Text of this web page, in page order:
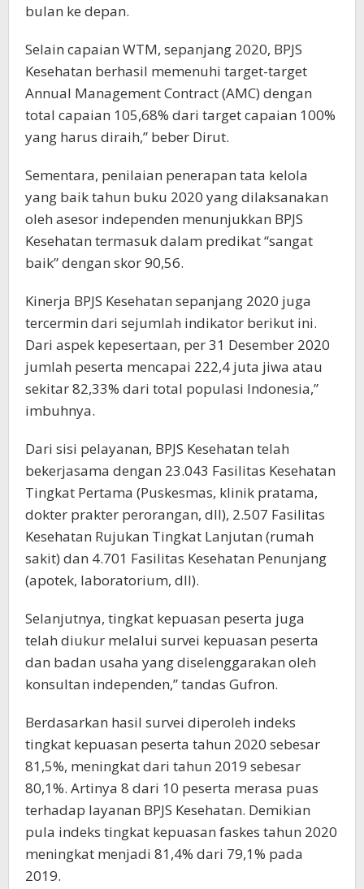
bulan ke depan.
Selain capaian WTM, sepanjang 2020, BPJS
Kesehatan berhasil memenuhi target-target
Annual Management Contract (AMC) dengan
total capaian 105,68% dari target capaian 100%
yang harus diraih,” beber Dirut.
Sementara, penilaian penerapan tata kelola
yang baik tahun buku 2020 yang dilaksanakan
oleh asesor independen menunjukkan BPJS
Kesehatan termasuk dalam predikat “sangat
baik” dengan skor 90,56.
Kinerja BPJS Kesehatan sepanjang 2020 juga
tercermin dari sejumlah indikator berikut ini.
Dari aspek kepesertaan, per 31 Desember 2020
jumlah peserta mencapai 222,4 juta jiwa atau
sekitar 82,33% dari total populasi Indonesia,”
imbuhnya.
Dari sisi pelayanan, BPJS Kesehatan telah
bekerjasama dengan 23.043 Fasilitas Kesehatan
Tingkat Pertama (Puskesmas, klinik pratama,
dokter prakter perorangan, dll), 2.507 Fasilitas
Kesehatan Rujukan Tingkat Lanjutan (rumah
sakit) dan 4.701 Fasilitas Kesehatan Penunjang
(apotek, laboratorium, dll).
Selanjutnya, tingkat kepuasan peserta juga
telah diukur melalui survei kepuasan peserta
dan badan usaha yang diselenggarakan oleh
konsultan independen,” tandas Gufron.
Berdasarkan hasil survei diperoleh indeks
tingkat kepuasan peserta tahun 2020 sebesar
81,5%, meningkat dari tahun 2019 sebesar
80,1%. Artinya 8 dari 10 peserta merasa puas
terhadap layanan BPJS Kesehatan. Demikian
pula indeks tingkat kepuasan faskes tahun 2020
meningkat menjadi 81,4% dari 79,1% pada
2019.